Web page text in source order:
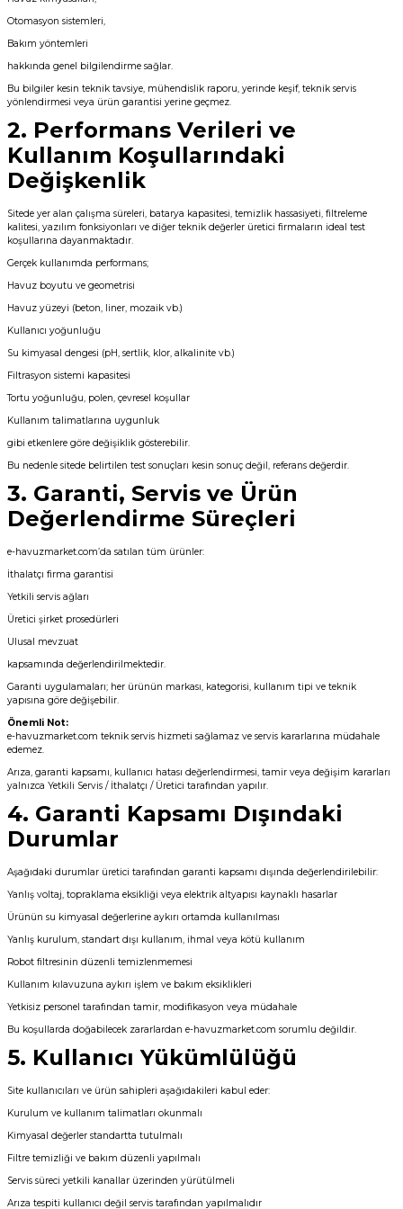
Dezenfektan
Parlatıcı
Düşürücü Toz
Düşürücü
İyon Bağlayıcı
Gemaş Havuz
Gemaş hazır kimyasal bakım seti
Gemaş Multi Tablet Klor 200 gr
Wtr Havuz
Demir ve Setlik Giderici
Havuz Suyu Bağlı Klor Giderici
Kum Filtresi Temizleyici
Toz Ph+ Yükseltici
Wtr Havuz Kimyasalları Setleri
Havuz Bağlı Klor Giderici
Havuz İyon Baglayıcı
Havuz Sıvı Ph Düşürücü
Alkalinite Düşürücü
e Pool Expert
Havuz Filtre
Havuz Kış Kimyasalı
Süper Pool
Tuz
Temizleyici
Hayward Havuz
Beatbot Havuz
Bwt Havuz Robotları
Dozaj Pompası
Zodiac Tuz
Havuz Trafoları
Lamba Yedek
Süs Havuzu
Havuz Merdiven
Havuz Dip
Havuz Besi
Abs Skimmer
Havuz Dozaj
Su Sporları Dünyası
Havuz Vana
Havuz Isıtma
Havuz Elektrik
Havuz Sarf
Havuz
Bahçe Süs Havuzu
Endüstriyel Blower
Havuz Robotu Yedek
Dezenfeksiyon
Havuz Güvenlik
Otomasyon sistemleri,
Bakım yöntemleri
hakkında genel bilgilendirme sağlar.
Bu bilgiler kesin teknik tavsiye, mühendislik raporu, yerinde keşif, teknik servis
yönlendirmesi veya ürün garantisi yerine geçmez.
2. Performans Verileri ve
Kullanım Koşullarındaki
Değişkenlik
Sitede yer alan çalışma süreleri, batarya kapasitesi, temizlik hassasiyeti, filtreleme
kalitesi, yazılım fonksiyonları ve diğer teknik değerler üretici firmaların ideal test
koşullarına dayanmaktadır.
Gerçek kullanımda performans;
Havuz boyutu ve geometrisi
Havuz yüzeyi (beton, liner, mozaik vb.)
Kullanıcı yoğunluğu
Su kimyasal dengesi (pH, sertlik, klor, alkalinite vb.)
Filtrasyon sistemi kapasitesi
Tortu yoğunluğu, polen, çevresel koşullar
Kullanım talimatlarına uygunluk
gibi etkenlere göre değişiklik gösterebilir.
Bu nedenle sitede belirtilen test sonuçları kesin sonuç değil, referans değerdir.
3. Garanti, Servis ve Ürün
Değerlendirme Süreçleri
e-havuzmarket.com’da satılan tüm ürünler:
İthalatçı firma garantisi
Yetkili servis ağları
Üretici şirket prosedürleri
Ulusal mevzuat
kapsamında değerlendirilmektedir.
Garanti uygulamaları; her ürünün markası, kategorisi, kullanım tipi ve teknik
yapısına göre değişebilir.
Önemli Not:
e-havuzmarket.com teknik servis hizmeti sağlamaz ve servis kararlarına müdahale
edemez.
Arıza, garanti kapsamı, kullanıcı hatası değerlendirmesi, tamir veya değişim kararları
yalnızca Yetkili Servis / İthalatçı / Üretici tarafından yapılır.
4. Garanti Kapsamı Dışındaki
Durumlar
Aşağıdaki durumlar üretici tarafından garanti kapsamı dışında değerlendirilebilir:
Yanlış voltaj, topraklama eksikliği veya elektrik altyapısı kaynaklı hasarlar
Ürünün su kimyasal değerlerine aykırı ortamda kullanılması
Yanlış kurulum, standart dışı kullanım, ihmal veya kötü kullanım
Robot filtresinin düzenli temizlenmemesi
Kullanım kılavuzuna aykırı işlem ve bakım eksiklikleri
Yetkisiz personel tarafından tamir, modifikasyon veya müdahale
Bu koşullarda doğabilecek zararlardan e-havuzmarket.com sorumlu değildir.
5. Kullanıcı Yükümlülüğü
Site kullanıcıları ve ürün sahipleri aşağıdakileri kabul eder:
Kurulum ve kullanım talimatları okunmalı
Kimyasal değerler standartta tutulmalı
Filtre temizliği ve bakım düzenli yapılmalı
Servis süreci yetkili kanallar üzerinden yürütülmeli
Arıza tespiti kullanıcı değil servis tarafından yapılmalıdır